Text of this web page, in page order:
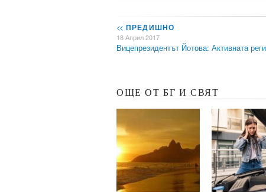
<< ПРЕДИШНО
18 Април 2017
Вицепрезидентът Йотова: Активната
ОЩЕ ОТ БГ И СВЯТ